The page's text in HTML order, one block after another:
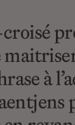
croisé
à